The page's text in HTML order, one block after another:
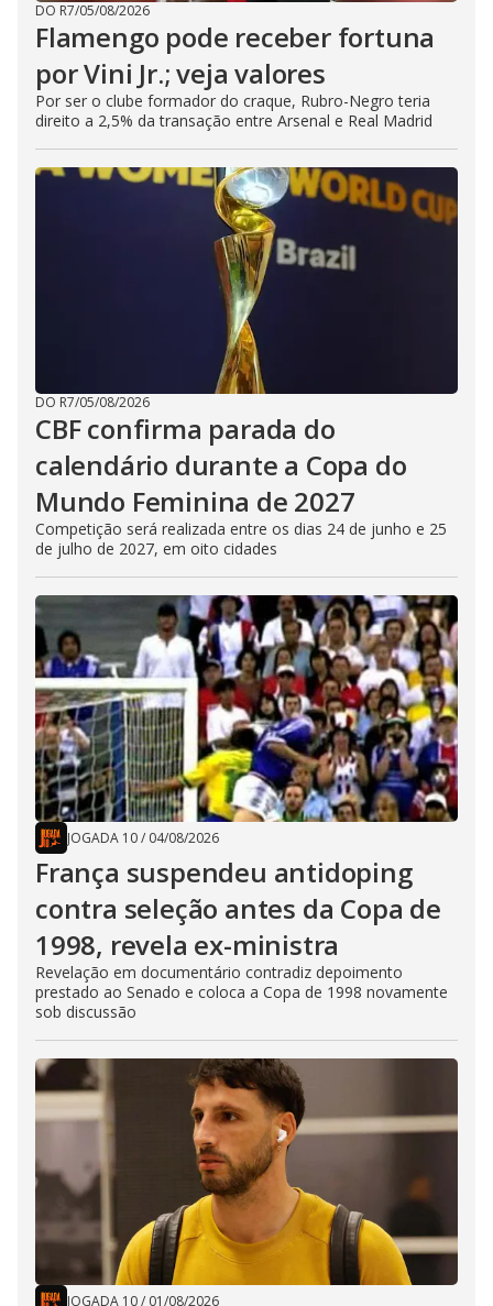
DO R7/05/08/2026
Flamengo pode receber fortuna
por Vini Jr.; veja valores
Por ser o clube formador do craque, Rubro-Negro teria
direito a 2,5% da transação entre Arsenal e Real Madrid
DO R7/05/08/2026
CBF confirma parada do
calendário durante a Copa do
Mundo Feminina de 2027
Competição será realizada entre os dias 24 de junho e 25
de julho de 2027, em oito cidades
JOGADA 10/ 04/08/2026
França suspendeu antidoping
contra seleção antes da Copa de
1998, revela ex-ministra
Revelação em documentário contradiz depoimento
prestado ao Senado e coloca a Copa de 1998 novamente
sob discussão
JOGADA 10/ 01/08/2026